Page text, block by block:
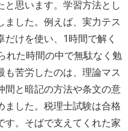
と思います。学習方法とし
ました。例えば、実力テス
だけを使い、1時間で解く
れた時間の中で無駄なく勉
も苦労したのは、理論マス
間と暗記の方法や条文の意
ました。税理士試験は合格
す。そばで支えてくれた家